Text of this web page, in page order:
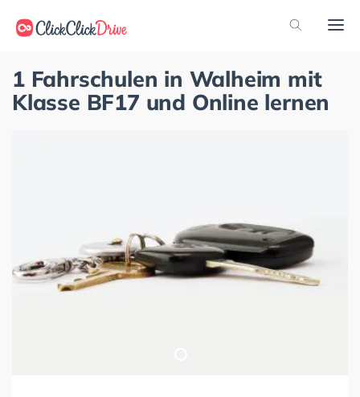
1 Fahrschulen in Walheim mit
Klasse BF17 und Online lernen